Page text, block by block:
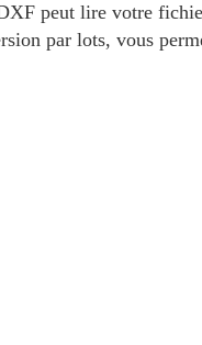
peut lire votre
par lots, vous